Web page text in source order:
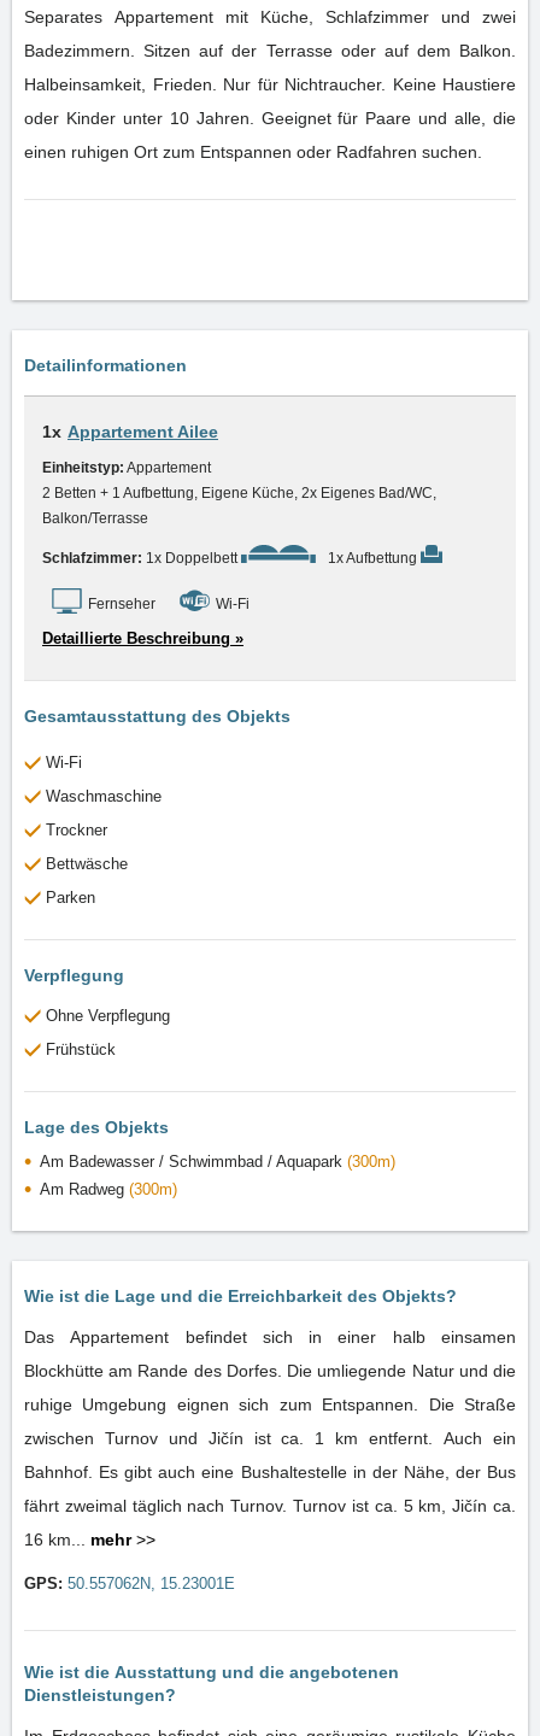
Separates Appartement mit Küche, Schlafzimmer und zwei
Badezimmern. Sitzen auf der Terrasse oder auf dem Balkon.
Halbeinsamkeit, Frieden. Nur für Nichtraucher. Keine Haustiere
oder Kinder unter 10 Jahren. Geeignet für Paare und alle, die
einen ruhigen Ort zum Entspannen oder Radfahren suchen.
Detailinformationen
1x Appartement Ailee
Einheitstyp: Appartement
2 Betten + 1 Aufbettung, Eigene Küche, 2x Eigenes Bad/WC,
Balkon/Terrasse
Schlafzimmer: 1x Doppelbett 1x Aufbettung
Fernseher Wi-Fi
Detaillierte Beschreibung »
Gesamtausstattung des Objekts
Wi-Fi
Waschmaschine
Trockner
Bettwäsche
Parken
Verpflegung
Ohne Verpflegung
Frühstück
Lage des Objekts
Am Badewasser / Schwimmbad / Aquapark (300m)
Am Radweg (300m)
Wie ist die Lage und die Erreichbarkeit des Objekts?
Das Appartement befindet sich in einer halb einsamen
Blockhütte am Rande des Dorfes. Die umliegende Natur und die
ruhige Umgebung eignen sich zum Entspannen. Die Straße
zwischen Turnov und Jičín ist ca. 1 km entfernt. Auch ein
Bahnhof. Es gibt auch eine Bushaltestelle in der Nähe, der Bus
fährt zweimal täglich nach Turnov. Turnov ist ca. 5 km, Jičín ca.
16 km... mehr>>
GPS: 50.557062N, 15.23001E
Wie ist die Ausstattung und die angebotenen
Dienstleistungen?